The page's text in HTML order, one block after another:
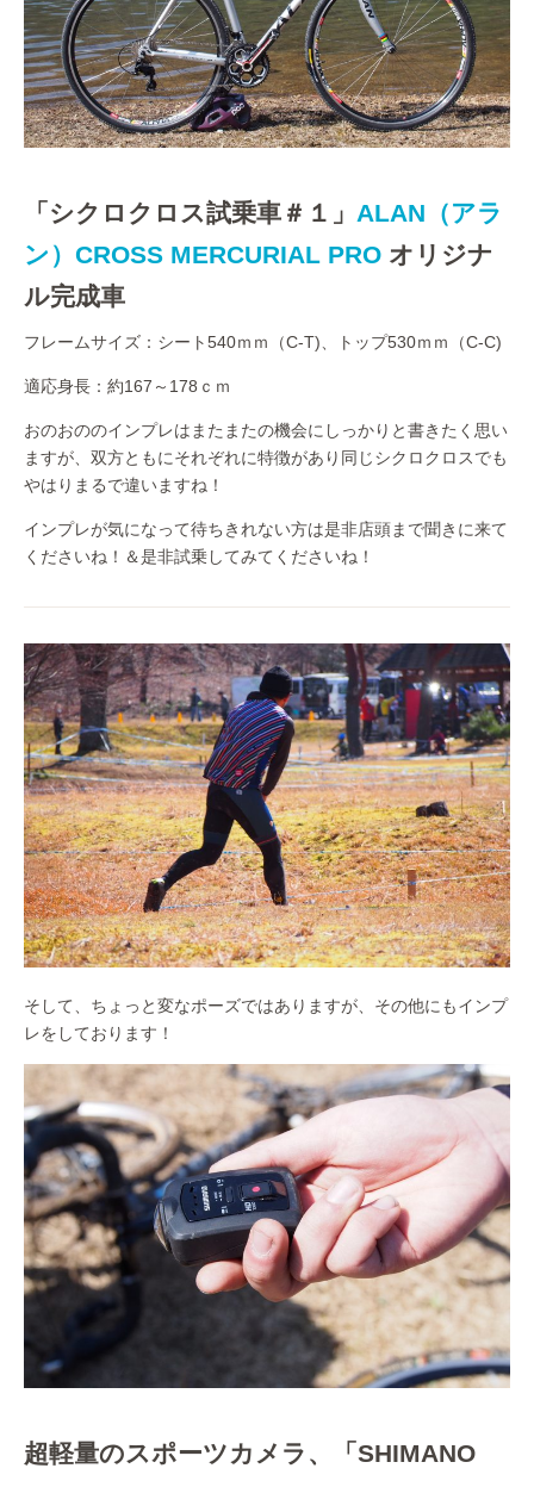
「シクロクロス試乗車＃１」 ALAN（アラ
ン）CROSS MERCURIAL PRO オリジナ
ル完成車
フレームサイズ：シート540ｍｍ（C-T)、トップ530ｍｍ（C-C)
適応身長：約167～178ｃｍ
おのおののインプレはまたまたの機会にしっかりと書きたく思い
ますが、双方ともにそれぞれに特徴があり同じシクロクロスでも
やはりまるで違いますね！
インプレが気になって待ちきれない方は是非店頭まで聞きに来て
くださいね！＆是非試乗してみてくださいね！
そして、ちょっと変なポーズではありますが、その他にもインプ
レをしております！
超軽量のスポーツカメラ、「SHIMANO